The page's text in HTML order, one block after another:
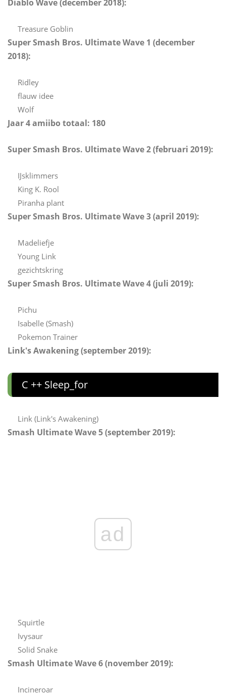
Diablo Wave (december 2018):
Treasure Goblin
Super Smash Bros. Ultimate Wave 1 (december
2018):
Ridley
flauw idee
Wolf
Jaar 4 amiibo totaal: 180
Super Smash Bros. Ultimate Wave 2 (februari 2019):
IJsklimmers
King K. Rool
Piranha plant
Super Smash Bros. Ultimate Wave 3 (april 2019):
Madeliefje
Young Link
gezichtskring
Super Smash Bros. Ultimate Wave 4 (juli 2019):
Pichu
Isabelle (Smash)
Pokemon Trainer
Link's Awakening (september 2019):
C ++ Sleep_for
Link (Link's Awakening)
Smash Ultimate Wave 5 (september 2019):
ad
Squirtle
Ivysaur
Solid Snake
Smash Ultimate Wave 6 (november 2019):
Incineroar